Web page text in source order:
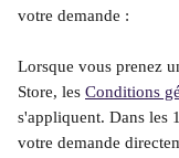
votre demande :
Lorsque vous prenez
Store, les Conditions
s'appliquent. Dans les
votre demande